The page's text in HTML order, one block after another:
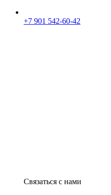
+7 901 542-60-42
Связаться с нами